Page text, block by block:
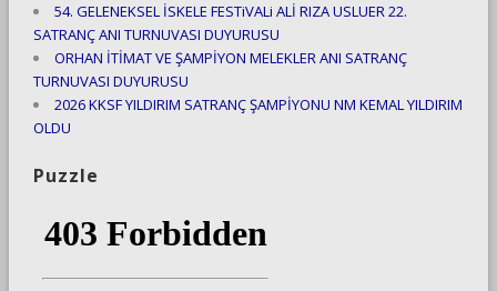
54. GELENEKSEL İSKELE FESTiVALi ALİ RIZA USLUER 22.
SATRANÇ ANI TURNUVASI DUYURUSU
ORHAN İTİMAT VE ŞAMPİYON MELEKLER ANI SATRANÇ
TURNUVASI DUYURUSU
2026 KKSF YILDIRIM SATRANÇ ŞAMPİYONU NM KEMAL YILDIRIM
OLDU
Puzzle